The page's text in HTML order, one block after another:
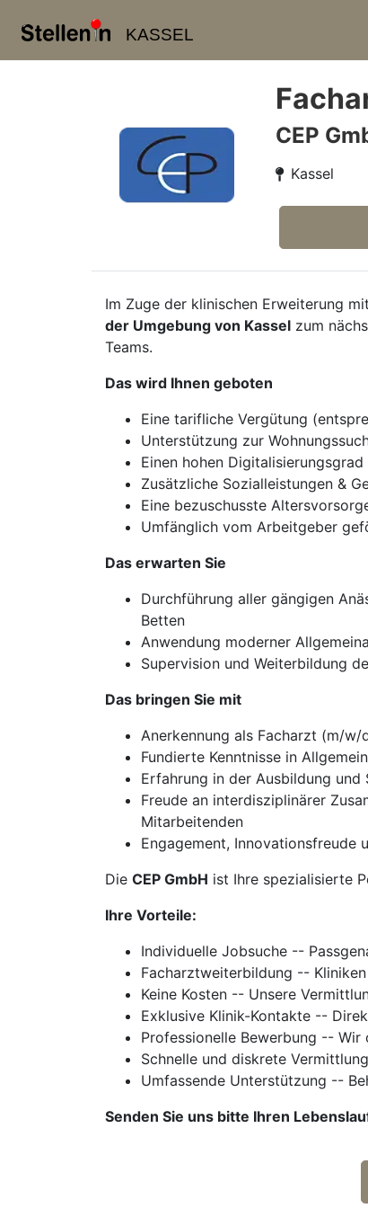
KASSEL
CEP
Kassel
Im Zuge der klinischen Erweiterung
der Umgebung von Kassel zum
Teams.
Das wird Ihnen geboten
Eine tarifliche Vergütung
Unterstützung zur
Einen hohen
Zusätzliche Sozialleistungen &
Eine bezuschusste
Umfänglich vom Arbeitgeber
Das erwarten Sie
Durchführung aller gängigen
Betten
Anwendung moderner
Supervision und Weiterbildung
Das bringen Sie mit
Anerkennung als Facharzt (m/
Fundierte Kenntnisse in
Erfahrung in der Ausbildung
Freude an interdisziplinärer
Mitarbeitenden
Engagement, Innovationsfreude
Die CEP GmbH ist Ihre spezialisierte
Ihre Vorteile:
Individuelle Jobsuche --
Facharztweiterbildung --
Keine Kosten -- Unsere
Exklusive Klinik-Kontakte --
Professionelle Bewerbung --
Schnelle und diskrete
Umfassende Unterstützung --
Senden Sie uns bitte Ihren